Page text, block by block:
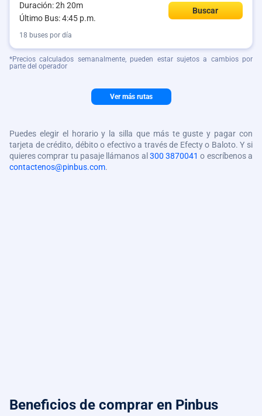
Duración: 2h 20m
Último Bus: 4:45 p.m.
Buscar
18 buses por día
*Precios calculados semanalmente, pueden estar sujetos a cambios por
parte del operador
Ver más rutas
Puedes elegir el horario y la silla que más te guste y pagar con
tarjeta de crédito, débito o efectivo a través de Efecty o Baloto. Y si
quieres comprar tu pasaje llámanos al 300 3870041 o escríbenos a
contactenos@pinbus.com.
Beneficios de comprar en Pinbus